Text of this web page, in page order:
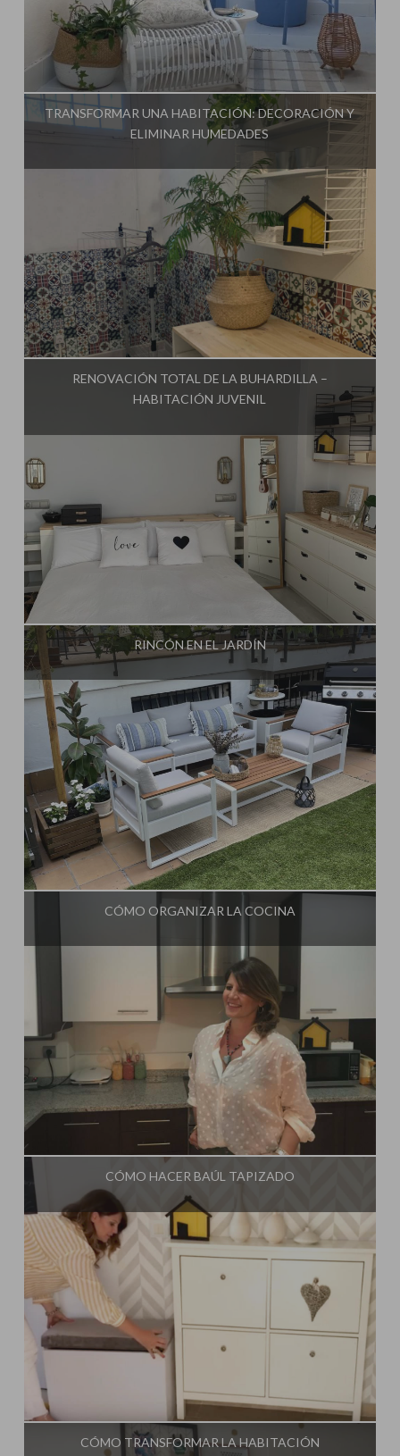
Influencer:Mimo de Mami
TRANSFORMAR UNA HABITACIÓN: DECORACIÓN Y
ELIMINAR HUMEDADES
Influencer:Mimo de Mami
RENOVACIÓN TOTAL DE LA BUHARDILLA –
HABITACIÓN JUVENIL
RINCÓN EN EL JARDÍN
Influencer:Mimo de Mami
CÓMO ORGANIZAR LA COCINA
Influencer:Mimo de Mami
CÓMO HACER BAÚL TAPIZADO
Influencer:Mimo de Mami
CÓMO TRANSFORMAR LA HABITACIÓN